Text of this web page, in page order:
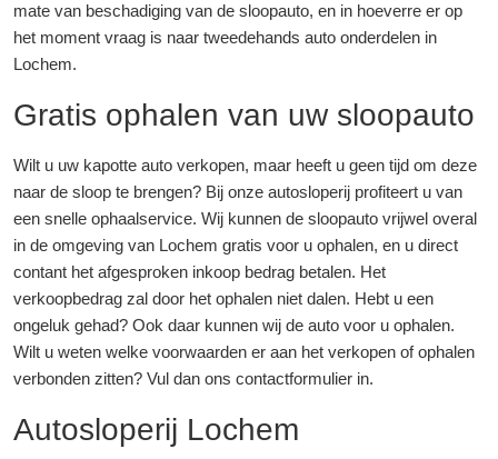
mate van beschadiging van de sloopauto, en in hoeverre er op
het moment vraag is naar tweedehands auto onderdelen in
Lochem.
Gratis ophalen van uw sloopauto
Wilt u uw kapotte auto verkopen, maar heeft u geen tijd om deze
naar de sloop te brengen? Bij onze autosloperij profiteert u van
een snelle ophaalservice. Wij kunnen de sloopauto vrijwel overal
in de omgeving van Lochem gratis voor u ophalen, en u direct
contant het afgesproken inkoop bedrag betalen. Het
verkoopbedrag zal door het ophalen niet dalen. Hebt u een
ongeluk gehad? Ook daar kunnen wij de auto voor u ophalen.
Wilt u weten welke voorwaarden er aan het verkopen of ophalen
verbonden zitten? Vul dan ons contactformulier in.
Autosloperij Lochem